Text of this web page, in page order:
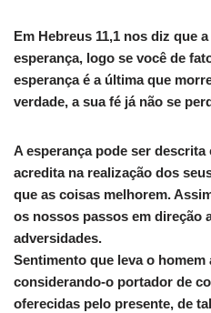
Em Hebreus 11,1 nos diz que
esperança, logo se você de
esperança é a última que
verdade, a sua fé já não se
A esperança pode ser
acredita na realização dos
que as coisas melhorem.
os nossos passos em direção
adversidades.
Sentimento que leva o
considerando-o portador de
oferecidas pelo presente, de